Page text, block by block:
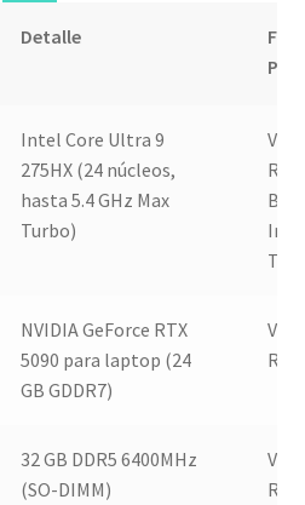
Detalle
Intel Core Ultra 9
275HX (24 núcleos,
hasta 5.4 GHz Max
Turbo)
NVIDIA GeForce RTX
5090 para laptop (24
GB GDDR7)
32 GB DDR5 6400MHz
(SO-DIMM)